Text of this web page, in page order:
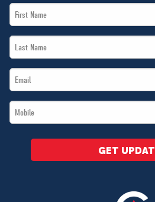
First
Name
Last
Name
Email
*
Mobile
*
GET